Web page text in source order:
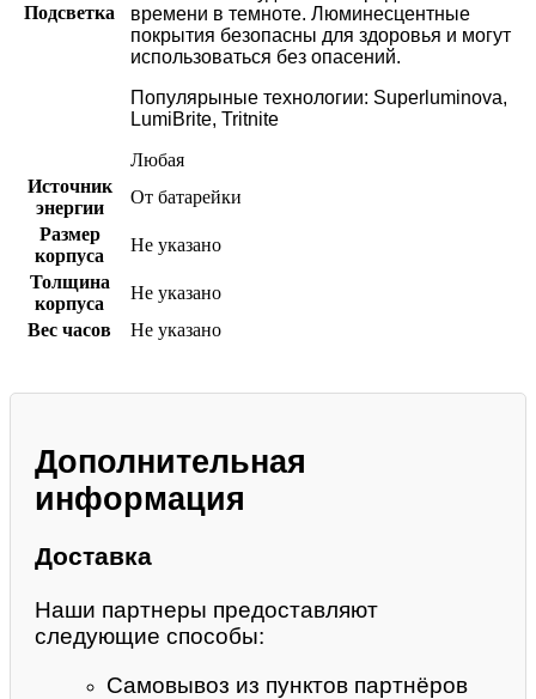
Подсветка
времени в темноте. Люминесцентные
покрытия безопасны для здоровья и могут
использоваться без опасений.
Популярыные технологии: Superluminova,
LumiBrite, Tritnite
Любая
Источник
энергии
От батарейки
Размер
корпуса
Не указано
Толщина
корпуса
Не указано
Вес часов
Не указано
Дополнительная
информация
Доставка
Наши партнеры предоставляют
следующие способы:
Самовывоз из пунктов партнёров